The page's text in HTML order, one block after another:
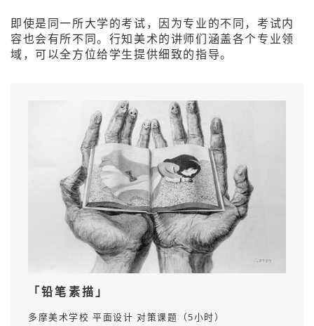
即使是同一所大学的考试，因为专业的不同，考试内
容也会有所不同。行知美术的讲师们涵盖各个专业领
域，可以全方位给学生提供细致的指导。
「铅笔素描」
多摩美术学校 平面设计 对策课题（5小时）